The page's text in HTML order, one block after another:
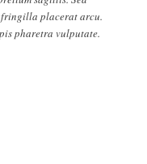
fringilla placerat arcu.
pharetra vulputate.